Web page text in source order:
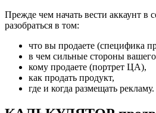
Прежде чем начать вести аккаунт в
разобраться в том:
что вы продаете (специфика
в чем сильные стороны вашего
кому продаете (портрет ЦА),
как продать продукт,
где и когда размещать рекламу.